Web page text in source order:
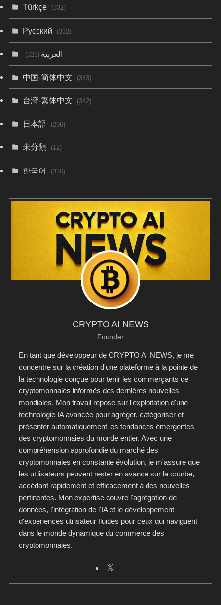
Türkçe (332)
Русский (332)
العربية(323)
中国-简体中文 (343)
台湾-繁体中文 (342)
日本語 (296)
未分類 (12)
한국어 (330)
CRYPTO AI NEWS
Founder
En tant que développeur de CRYPTO AI NEWS, je me
concentre sur la création d'une plateforme à la pointe de
la technologie conçue pour tenir les commerçants de
cryptomonnaies informés des dernières nouvelles
mondiales. Mon travail repose sur l'exploitation d'une
technologie IA avancée pour agréger, catégoriser et
présenter automatiquement les tendances émergentes
des cryptomonnaies du monde entier. Avec une
compréhension approfondie du marché des
cryptomonnaies en constante évolution, je m'assure que
les utilisateurs peuvent rester en avance sur la courbe,
accédant rapidement et efficacement à des nouvelles
pertinentes. Mon expertise couvre l'agrégation de
données, l'intégration de l'IA et le développement
d'expériences utilisateur fluides pour ceux qui naviguent
dans le monde dynamique du commerce des
cryptomonnaies.